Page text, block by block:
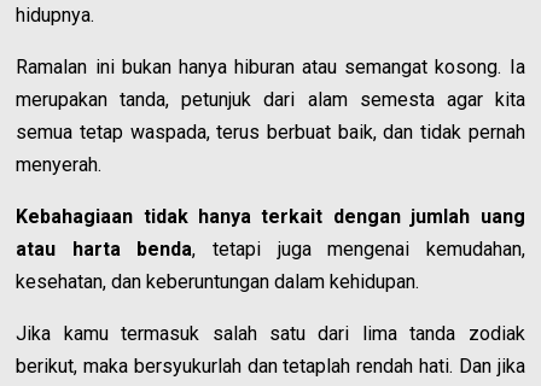
hidupnya.
Ramalan ini bukan hanya hiburan atau semangat kosong. Ia
merupakan tanda, petunjuk dari alam semesta agar kita
semua tetap waspada, terus berbuat baik, dan tidak pernah
menyerah.
Kebahagiaan tidak hanya terkait dengan jumlah uang
atau harta benda, tetapi juga mengenai kemudahan,
kesehatan, dan keberuntungan dalam kehidupan.
Jika kamu termasuk salah satu dari lima tanda zodiak
berikut, maka bersyukurlah dan tetaplah rendah hati. Dan jika